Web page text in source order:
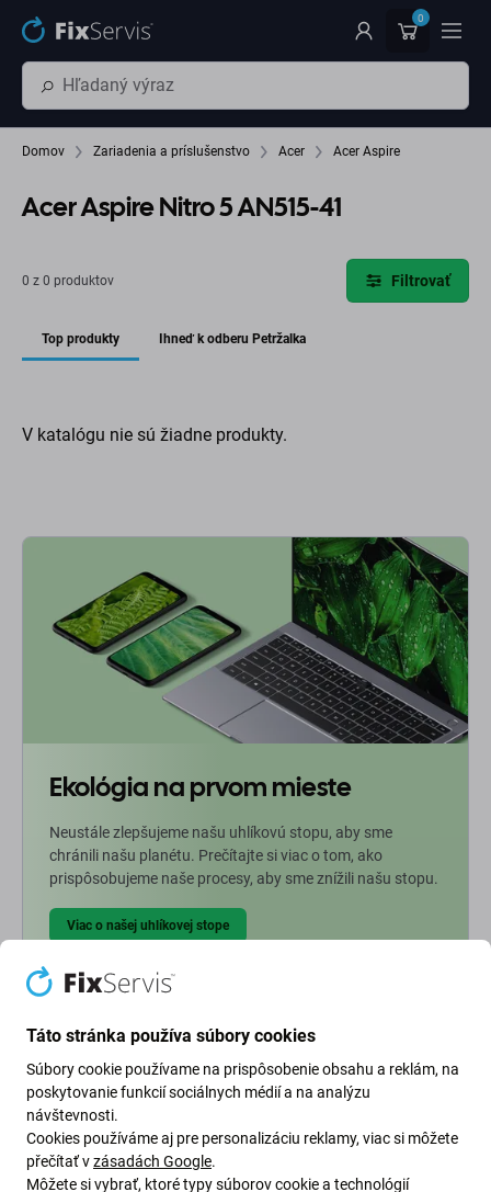
Preskočiť na hlavný obsah 0
Domov Zariadenia a príslušenstvo Acer Acer Aspire
Acer Aspire Nitro 5 AN515-41
0 z 0 produktov Filtrovať
Top produkty Ihneď k odberu Petržalka
V katalógu nie sú žiadne produkty.
Ekológia na prvom mieste
Neustále zlepšujeme našu uhlíkovú stopu, aby sme
chránili našu planétu. Prečítajte si viac o tom, ako
prispôsobujeme naše procesy, aby sme znížili našu stopu.
Viac o našej uhlíkovej stope
Prihláste sa na odber newslettera ohľadom zliav a noviniek z našej
ponuky.
Odoslaním tohto formulára potvrdzujem, že mám viac ako 16
rokov.
Táto stránka používa súbory cookies
Súbory cookie používame na prispôsobenie obsahu a reklám, na
poskytovanie funkcií sociálnych médií a na analýzu
návštevnosti.
Cookies používáme aj pre personalizáciu reklamy, viac si môžete
přečítať vzásadách Google.
Môžete si vybrať, ktoré typy súborov cookie a technológií